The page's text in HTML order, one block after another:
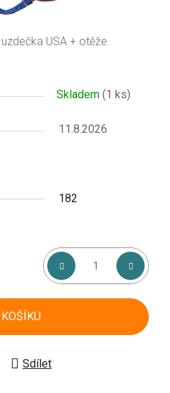
USA + otěže.
Skladem (1 ks)
11.8.2026
182
Sdílet